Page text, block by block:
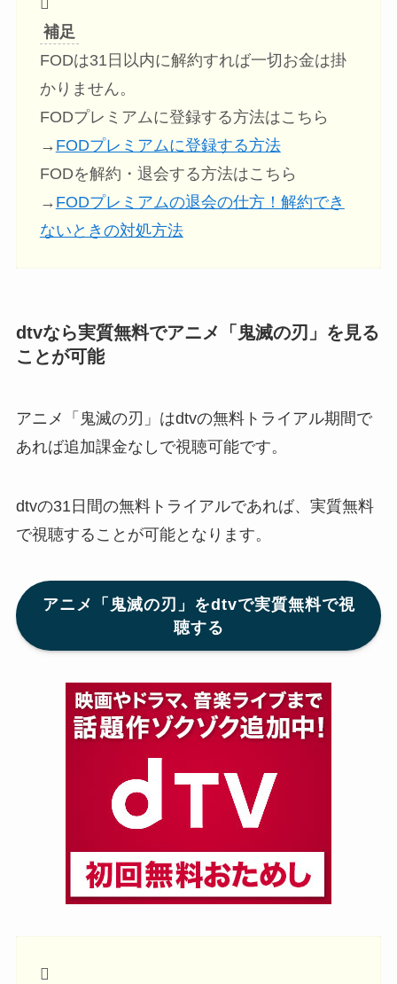
補足
FODは31日以内に解約すれば一切お金は掛
かりません。
FODプレミアムに登録する方法はこちら
→ FODプレミアムに登録する方法
FODを解約・退会する方法はこちら
→ FODプレミアムの退会の仕方！解約でき
ないときの対処方法
dtvなら実質無料でアニメ「鬼滅の刃」を見る
ことが可能
アニメ「鬼滅の刃」はdtvの無料トライアル期間で
あれば追加課金なしで視聴可能です。
dtvの31日間の無料トライアルであれば、実質無料
で視聴することが可能となります。
アニメ「鬼滅の刃」をdtvで実質無料で視
聴する